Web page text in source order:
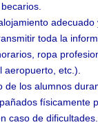
adecuado
toda la
ropa
aeropuerto, etc.).
de los alumnos
físicamente
caso de dificultades.